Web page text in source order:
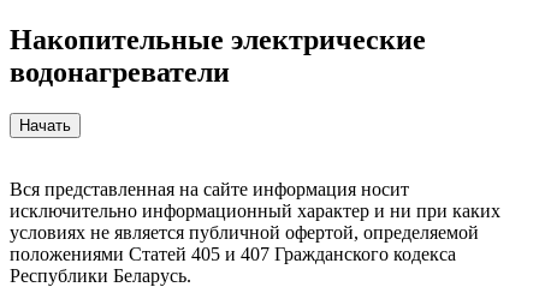
Накопительные электрические
водонагреватели
Вся представленная на сайте информация носит
исключительно информационный характер и ни при каких
условиях не является публичной офертой, определяемой
положениями Статей 405 и 407 Гражданского кодекса
Республики Беларусь.